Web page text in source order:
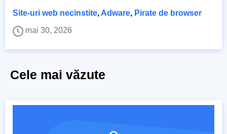
Site-uri web necinstite, Adware, Pirate de browser
mai 30, 2026
Cele mai văzute